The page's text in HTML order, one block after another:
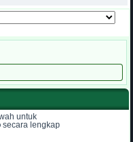
untuk
secara lengkap